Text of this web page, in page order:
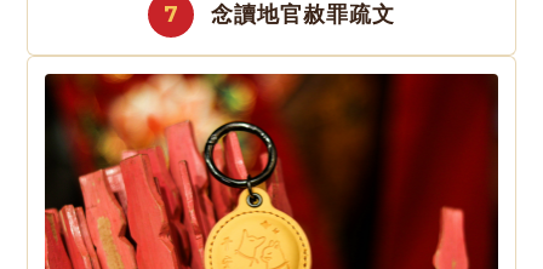
7 念讀地官赦罪疏文